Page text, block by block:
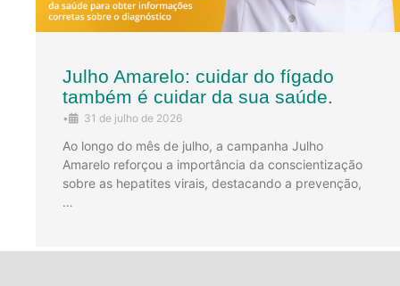
Julho Amarelo: cuidar do fígado
também é cuidar da sua saúde.
• 31 de julho de 2026
Ao longo do mês de julho, a campanha Julho
Amarelo reforçou a importância da conscientização
sobre as hepatites virais, destacando a prevenção,
…